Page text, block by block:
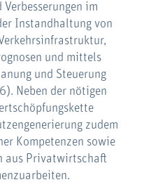
im
Instandhaltung von
und mittels
und Steuerung
Neben der nötigen
zudem
Kompetenzen sowie
aus Privatwirtschaft